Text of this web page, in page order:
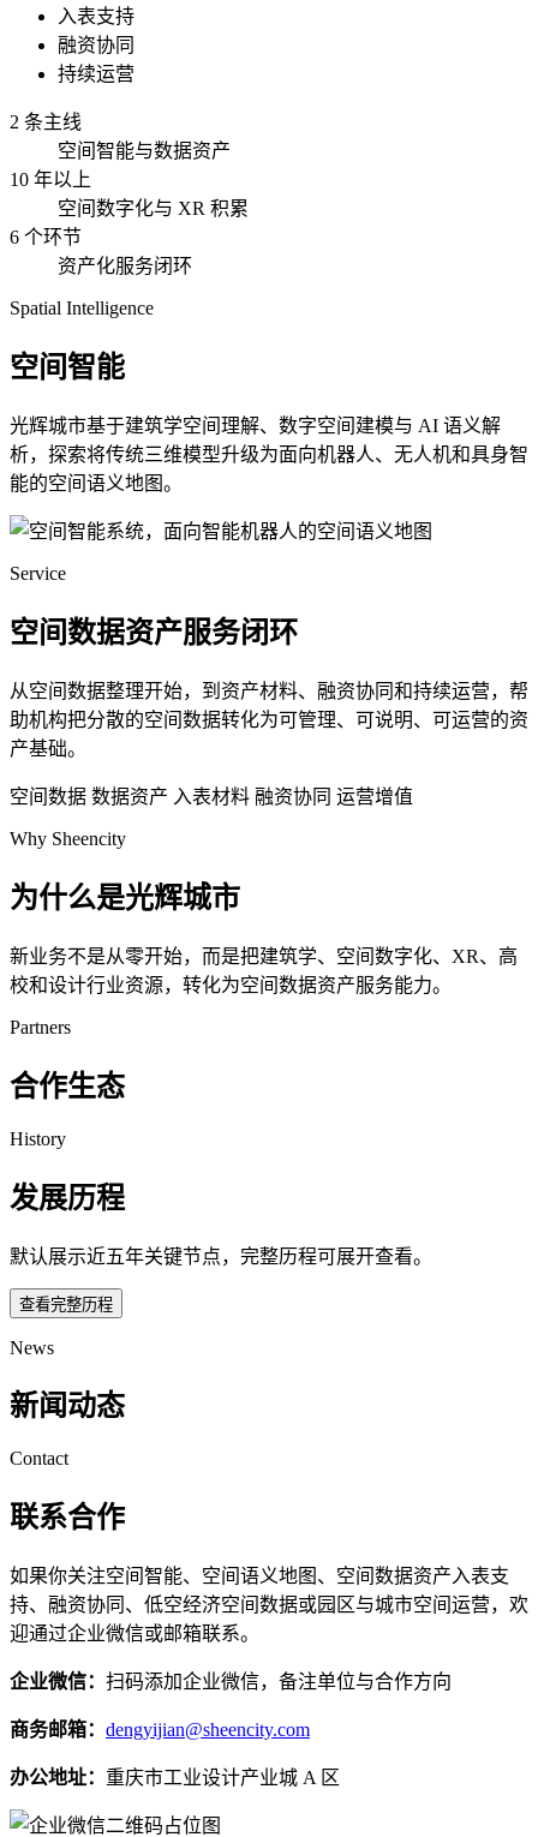
入表支持
融资协同
持续运营
2 条主线
空间智能与数据资产
10 年以上
空间数字化与 XR 积累
6 个环节
资产化服务闭环
Spatial Intelligence
空间智能
光辉城市基于建筑学空间理解、数字空间建模与 AI 语义解
析，探索将传统三维模型升级为面向机器人、无人机和具身智
能的空间语义地图。
Service
空间数据资产服务闭环
从空间数据整理开始，到资产材料、融资协同和持续运营，帮
助机构把分散的空间数据转化为可管理、可说明、可运营的资
产基础。
空间数据 数据资产 入表材料 融资协同 运营增值
Why Sheencity
为什么是光辉城市
新业务不是从零开始，而是把建筑学、空间数字化、XR、高
校和设计行业资源，转化为空间数据资产服务能力。
Partners
合作生态
History
发展历程
默认展示近五年关键节点，完整历程可展开查看。
查看完整历程
News
新闻动态
Contact
联系合作
如果你关注空间智能、空间语义地图、空间数据资产入表支
持、融资协同、低空经济空间数据或园区与城市空间运营，欢
迎通过企业微信或邮箱联系。
企业微信： 扫码添加企业微信，备注单位与合作方向
商务邮箱： dengyijian@sheencity.com
办公地址： 重庆市工业设计产业城 A 区